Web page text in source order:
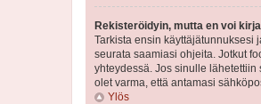
Rekisteröidyin, mutta en voi
Tarkista ensin käyttäjätunnuksesi
seurata saamiasi ohjeita. Jotkut
yhteydessä. Jos sinulle
olet varma, että antamasi
Ylös